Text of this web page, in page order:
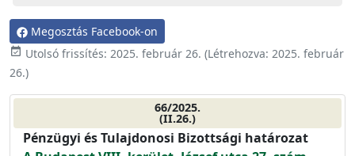
Megosztás Facebook-on
event_available Utolsó frissítés: 2025. február 26. (Létrehozva: 2025. február
26.)
66/2025.
(II.26.)
Pénzügyi és Tulajdonosi Bizottsági határozat